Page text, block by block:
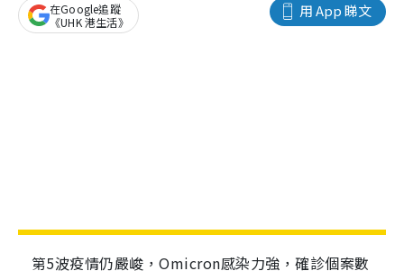
用 App 睇文
在Google追蹤
《UHK 港生活》
第5波疫情仍嚴峻，Omicron感染力強，確診個案數